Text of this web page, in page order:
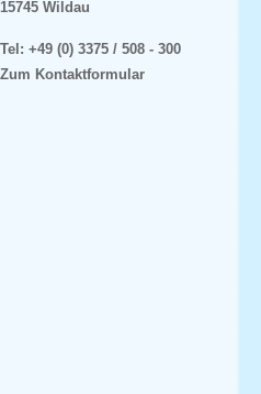
15745 Wildau
Tel: +49 (0) 3375 / 508 - 300
Zum Kontaktformular